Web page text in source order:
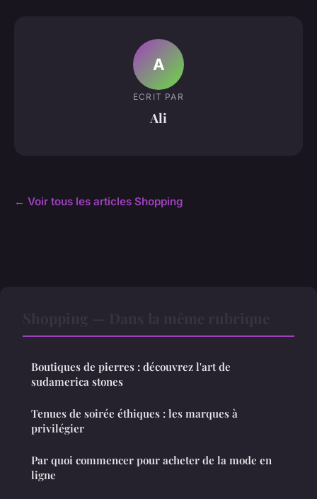
A
ECRIT PAR
Ali
← Voir tous les articles Shopping
Boutiques de pierres : découvrez l'art de
sudamerica stones
Tenues de soirée éthiques : les marques à
privilégier
Par quoi commencer pour acheter de la mode en
ligne